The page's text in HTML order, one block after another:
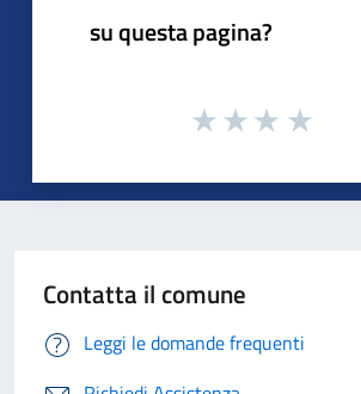
su questa pagina?
Contatta il comune
Leggi le domande frequenti